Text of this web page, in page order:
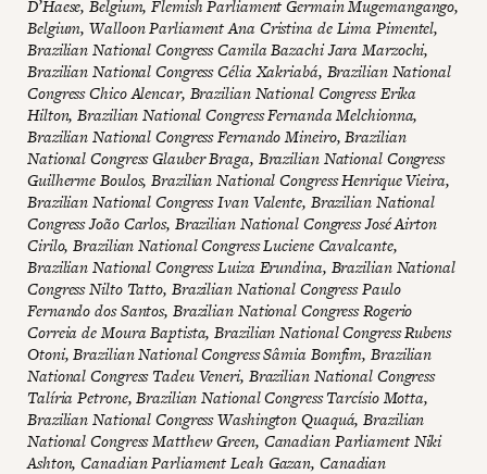
D’Haese, Belgium, Flemish Parliament Germain Mugemangango,
Belgium, Walloon Parliament Ana Cristina de Lima Pimentel,
Brazilian National Congress Camila Bazachi Jara Marzochi,
Brazilian National Congress Célia Xakriabá, Brazilian National
Congress Chico Alencar, Brazilian National Congress Erika
Hilton, Brazilian National Congress Fernanda Melchionna,
Brazilian National Congress Fernando Mineiro, Brazilian
National Congress Glauber Braga, Brazilian National Congress
Guilherme Boulos, Brazilian National Congress Henrique Vieira,
Brazilian National Congress Ivan Valente, Brazilian National
Congress João Carlos, Brazilian National Congress José Airton
Cirilo, Brazilian National Congress Luciene Cavalcante,
Brazilian National Congress Luiza Erundina, Brazilian National
Congress Nilto Tatto, Brazilian National Congress Paulo
Fernando dos Santos, Brazilian National Congress Rogerio
Correia de Moura Baptista, Brazilian National Congress Rubens
Otoni, Brazilian National Congress Sâmia Bomfim, Brazilian
National Congress Tadeu Veneri, Brazilian National Congress
Talíria Petrone, Brazilian National Congress Tarcísio Motta,
Brazilian National Congress Washington Quaquá, Brazilian
National Congress Matthew Green, Canadian Parliament Niki
Ashton, Canadian Parliament Leah Gazan, Canadian